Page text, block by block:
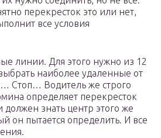
перекресток это или нет,
все условия
линии. Для этого нужно из 12
наиболее удаленные от
Стоп… Водитель же строго
определяет перекресток
знать центр этого же
он пытается определить. И все